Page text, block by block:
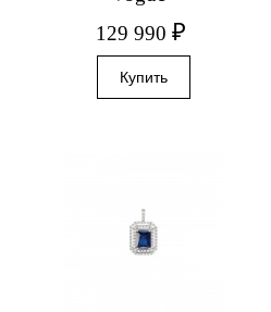
129 990 ₽